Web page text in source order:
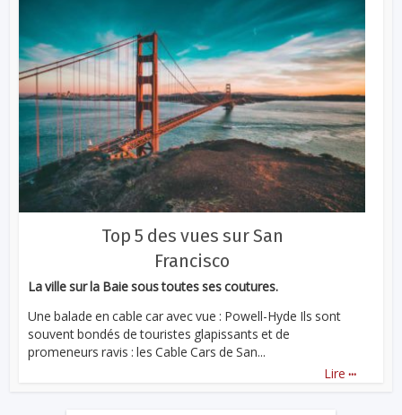
Top 5 des vues sur San
Francisco
La ville sur la Baie sous toutes ses coutures.
Une balade en cable car avec vue : Powell-Hyde Ils sont
souvent bondés de touristes glapissants et de
promeneurs ravis : les Cable Cars de San...
Lire ...